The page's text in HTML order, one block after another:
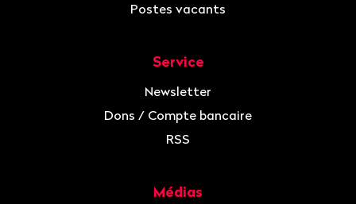
Postes vacants
Service
Newsletter
Dons / Compte bancaire
RSS
Médias